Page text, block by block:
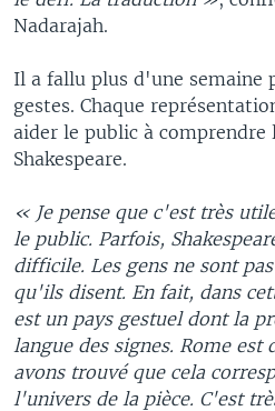
Nadarajah.
Il a fallu plus d'une semaine
gestes. Chaque
aider le public à comprendre
Shakespeare.
« Je pense que c'est très
le public. Parfois,
difficile. Les gens ne sont
qu'ils disent. En fait, dans
est un pays gestuel dont la
langue des signes. Rome
avons trouvé que cela
l'univers de la pièce. C'est